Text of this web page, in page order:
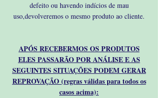
defeito ou havendo indícios de mau
uso,devolveremos o mesmo produto ao cliente.
APÓS RECEBERMOS OS PRODUTOS
ELES PASSARÃO POR ANÁLISE E AS
SEGUINTES SITUAÇÕES PODEM GERAR
REPROVAÇÃO (regras válidas para todos os
casos acima):